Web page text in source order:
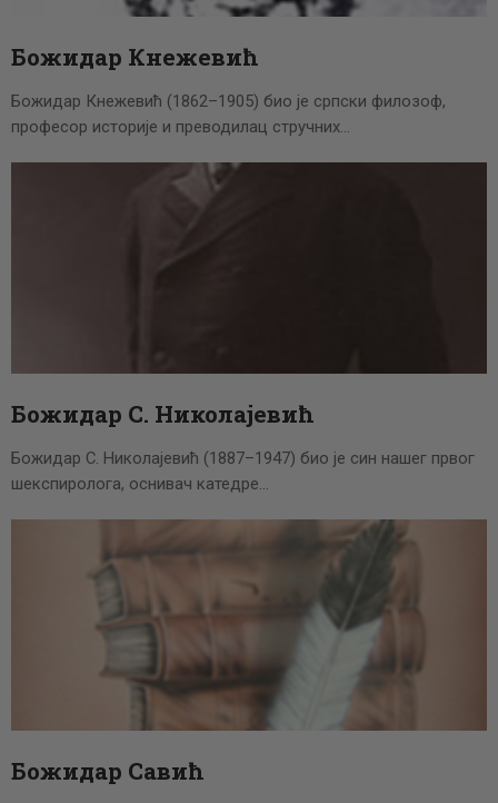
Божидар Кнежевић
Божидар Кнежевић (1862–1905) био је српски филозоф,
професор историје и преводилац стручних…
Божидар С. Николајевић
Божидар С. Николајевић (1887–1947) био је син нашег првог
шекспиролога, оснивач катедре…
Божидар Савић